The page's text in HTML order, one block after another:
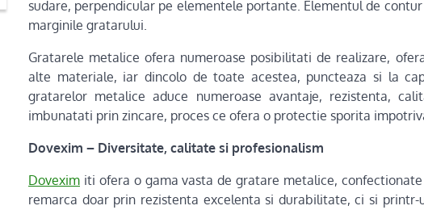
sudare, perpendicular pe elementele portante. Elementul de
marginile gratarului.
Gratarele metalice ofera numeroase posibilitati de realizare,
alte materiale, iar dincolo de toate acestea, puncteaza si la
gratarelor metalice aduce numeroase avantaje, rezistenta,
imbunatati prin zincare, proces ce ofera o protectie sporita
Dovexim – Diversitate, calitate si profesionalism
Dovexim iti ofera o gama vasta de gratare metalice,
remarca doar prin rezistenta excelenta si durabilitate, ci si